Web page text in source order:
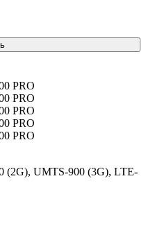
(2G), UMTS-900 (3G), LTE-